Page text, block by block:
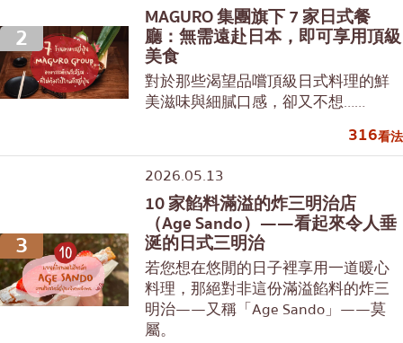
2
MAGURO 集團旗下 7 家日式餐
廳：無需遠赴日本，即可享用頂級
美食
對於那些渴望品嚐頂級日式料理的鮮
美滋味與細膩口感，卻又不想……
316看法
3
2026.05.13
10 家餡料滿溢的炸三明治店
（Age Sando）——看起來令人垂
涎的日式三明治
若您想在悠閒的日子裡享用一道暖心
料理，那絕對非這份滿溢餡料的炸三
明治——又稱「Age Sando」——莫
屬。